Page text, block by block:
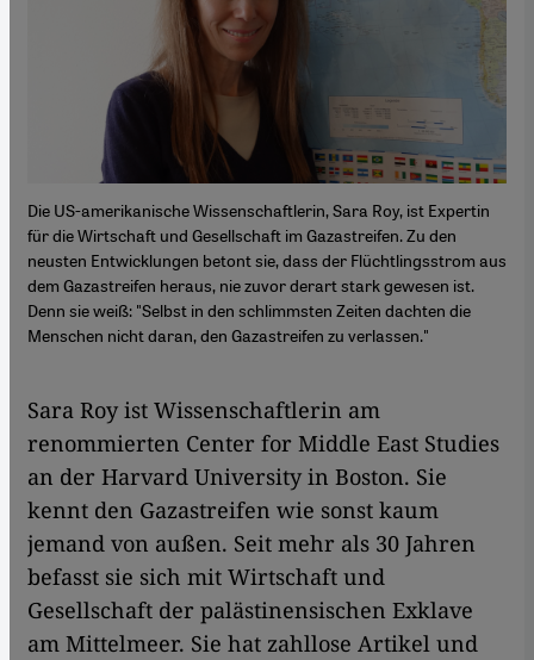
Die US-amerikanische Wissenschaftlerin, Sara Roy, ist Expertin
für die Wirtschaft und Gesellschaft im Gazastreifen. Zu den
neusten Entwicklungen betont sie, dass der Flüchtlingsstrom aus
dem Gazastreifen heraus, nie zuvor derart stark gewesen ist.
Denn sie weiß: "Selbst in den schlimmsten Zeiten dachten die
Menschen nicht daran, den Gazastreifen zu verlassen."
Sara Roy ist Wissenschaftlerin am
renommierten Center for Middle East Studies
an der Harvard University in Boston. Sie
kennt den Gazastreifen wie sonst kaum
jemand von außen. Seit mehr als 30 Jahren
befasst sie sich mit Wirtschaft und
Gesellschaft der palästinensischen Exklave
am Mittelmeer. Sie hat zahllose Artikel und